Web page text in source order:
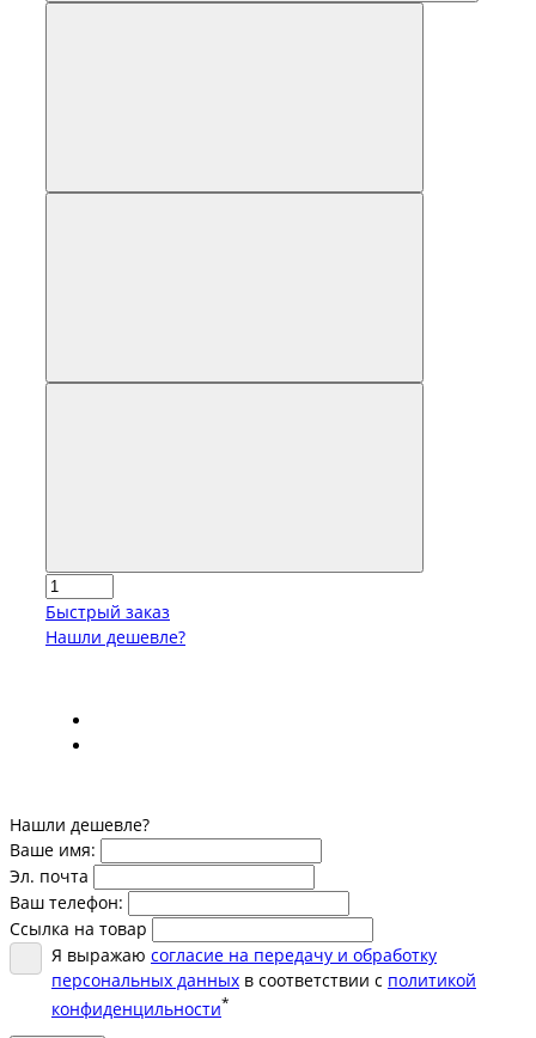
Быстрый заказ
Нашли дешевле?
Нашли дешевле?
Ваше имя:
Эл. почта
Ваш телефон:
Ссылка на товар
Я выражаю согласие на передачу и обработку
персональных данных в соответствии с политикой
конфиденцильности*